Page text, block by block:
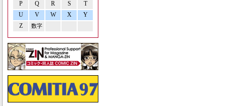
P Q R S
T
U
V W X
Y
Z
数字